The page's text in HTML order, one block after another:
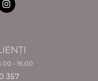
- 16.00
357